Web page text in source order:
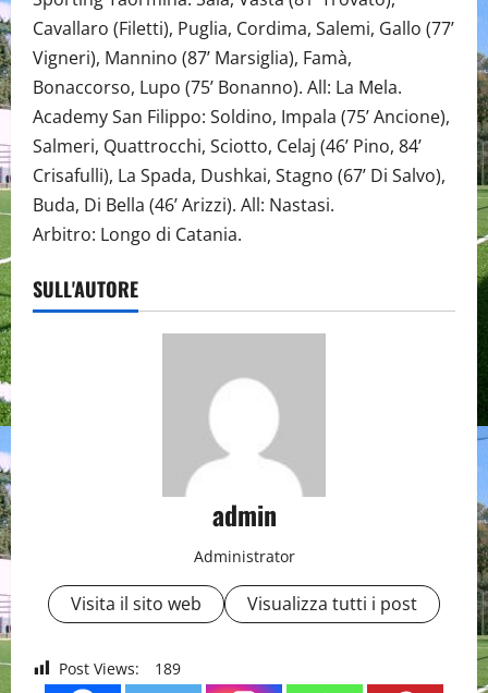
Cavallaro (Filetti), Puglia, Cordima, Salemi, Gallo (77’
Vigneri), Mannino (87’ Marsiglia), Famà,
Bonaccorso, Lupo (75’ Bonanno). All: La Mela.
Academy San Filippo: Soldino, Impala (75’ Ancione),
Salmeri, Quattrocchi, Sciotto, Celaj (46’ Pino, 84’
Crisafulli), La Spada, Dushkai, Stagno (67’ Di Salvo),
Buda, Di Bella (46’ Arizzi). All: Nastasi.
Arbitro: Longo di Catania.
SULL'AUTORE
admin
Administrator
Visita il sito web Visualizza tutti i post
Post Views: 189